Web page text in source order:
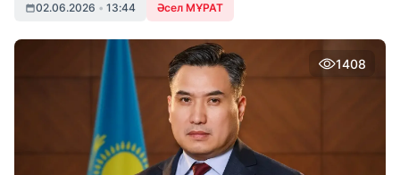
02.06.2026 • 13:44 Әсел МҰРАТ
1408